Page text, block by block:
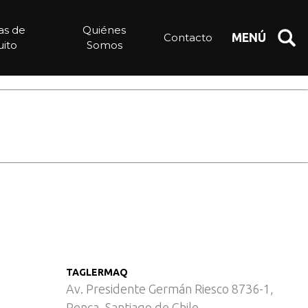
de
Quiénes
Somos
Contacto MENÚ
– Pescados y
TAGLERMAQ
Av. Presidente Germán Riesco 8736-1,